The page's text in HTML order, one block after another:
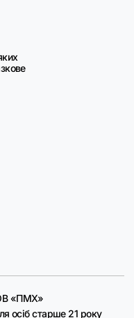
«ПМХ»
осіб старше 21 року